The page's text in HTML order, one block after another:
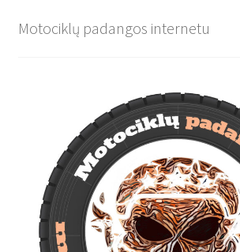
Motociklų padangos internetu